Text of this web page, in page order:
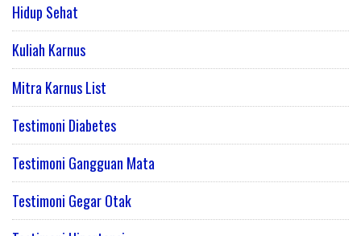
Hidup Sehat
Kuliah Karnus
Mitra Karnus List
Testimoni Diabetes
Testimoni Gangguan Mata
Testimoni Gegar Otak